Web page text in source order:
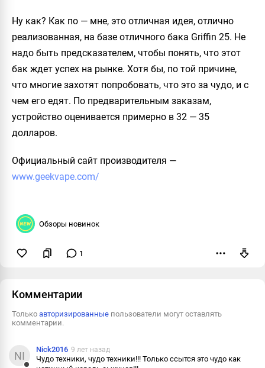
Ну как? Как по — мне, это отличная идея, отлично
реализованная, на базе отличного бака Griffin 25. Не
надо быть предсказателем, чтобы понять, что этот
бак ждет успех на рынке. Хотя бы, по той причине,
что многие захотят попробовать, что это за чудо, и с
чем его едят. По предварительным заказам,
устройство оценивается примерно в 32 — 35
долларов.
Официальный сайт производителя —
www.geekvape.com/
Обзоры новинок
1
Комментарии
Только авторизированные пользователи могут оставлять
комментарии.
NI Nick2016 9 лет назад
Чудо техники, чудо техники!!! Только ссытся это чудо как